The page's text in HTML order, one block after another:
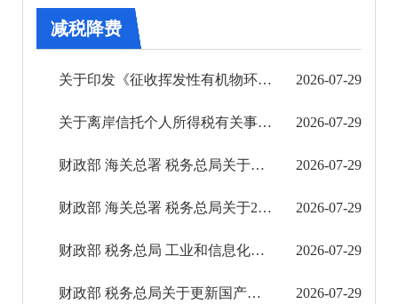
审批改革
住房保障信息公开
财政信息公开
减税降费
关于印发《征收挥发性有机物环境保护税试点实施办法》的通知 2026-07-29
关于离岸信托个人所得税有关事项的公告 2026-07-29
财政部 海关总署 税务总局关于调整部分电池消费税政策的公告 2026-07-29
财政部 海关总署 税务总局关于2027年第33届世界大学生冬季运动会税收政策的通知 2026-07-29
财政部 税务总局 工业和信息化部关于调整节能汽车、新能源汽车车船税优惠政策的公告 2026-07-29
财政部 税务总局关于更新国产抗艾滋病病毒药物免税品种清单的公告 2026-07-29